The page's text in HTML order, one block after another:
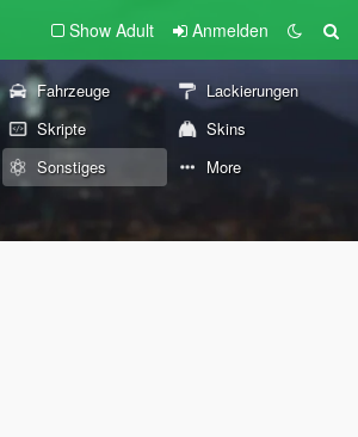
Show Adult Anmelden
Fahrzeuge
Lackierungen
Skripte
Skins
Sonstiges More